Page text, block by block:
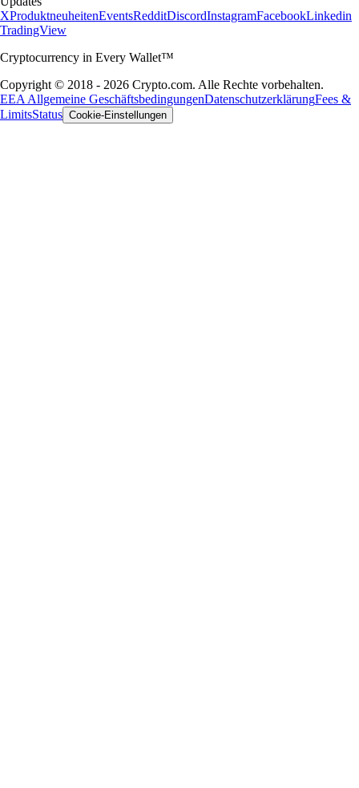
XProduktneuheitenEventsRedditDiscordInstagramFacebookLinkedin
TradingView
Cryptocurrency in Every Wallet™
Copyright © 2018 - 2026 Crypto.com. Alle Rechte vorbehalten.
EEA Allgemeine GeschäftsbedingungenDatenschutzerklärungFees &
LimitsStatus Cookie-Einstellungen